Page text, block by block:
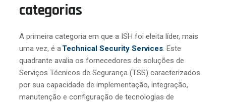
categorias
A primeira categoria em que a ISH foi eleita líder, mais
uma vez, é aTechnical Security Services. Este
quadrante avalia os fornecedores de soluções de
Serviços Técnicos de Segurança (TSS) caracterizados
por sua capacidade de implementação, integração,
manutenção e configuração de tecnologias de